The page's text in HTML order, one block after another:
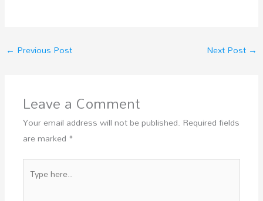
← Previous Post Next Post →
Leave a Comment
Your email address will not be published. Required fields
are marked *
here..